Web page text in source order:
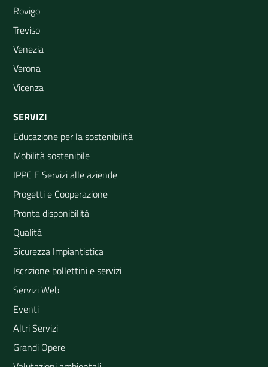
Rovigo
Treviso
Venezia
Verona
Vicenza
SERVIZI
Educazione per la sostenibilità
Mobilità sostenibile
IPPC E Servizi alle aziende
Progetti e Cooperazione
Pronta disponibilità
Qualità
Sicurezza Impiantistica
Iscrizione bollettini e servizi
Servizi Web
Eventi
Altri Servizi
Grandi Opere